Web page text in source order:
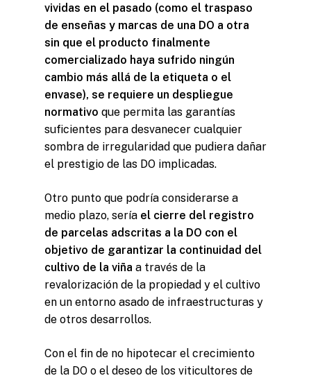
vividas en el pasado (como el traspaso
de enseñas y marcas de una DO a otra
sin que el producto finalmente
comercializado haya sufrido ningún
cambio más allá de la etiqueta o el
envase), se requiere un despliegue
normativo que permita las garantías
suficientes para desvanecer cualquier
sombra de irregularidad que pudiera dañar
el prestigio de las DO implicadas.
Otro punto que podría considerarse a
medio plazo, sería el cierre del registro
de parcelas adscritas a la DO con el
objetivo de garantizar la continuidad del
cultivo de la viña a través de la
revalorización de la propiedad y el cultivo
en un entorno asado de infraestructuras y
de otros desarrollos.
Con el fin de no hipotecar el crecimiento
de la DO o el deseo de los viticultores de